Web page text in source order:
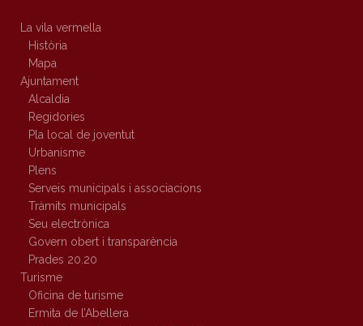
La vila vermella
Història
Mapa
Ajuntament
Alcaldia
Regidories
Pla local de joventut
Urbanisme
Plens
Serveis municipals i associacions
Tràmits municipals
Seu electrònica
Govern obert i transparència
Prades 20.20
Turisme
Oficina de turisme
Ermita de l’Abellera